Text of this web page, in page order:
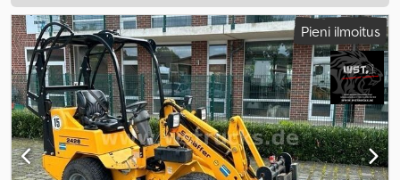
Pieni ilmoitus